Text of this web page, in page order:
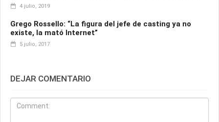
4 julio, 2019
Grego Rossello: “La figura del jefe de casting ya no
existe, la mató Internet”
5 julio, 2017
DEJAR COMENTARIO